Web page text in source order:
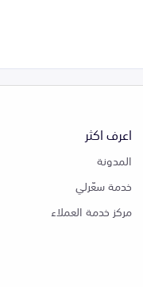
اعرف اكثر
المدونة
خدمة سعّرلي
مركز خدمة العملاء